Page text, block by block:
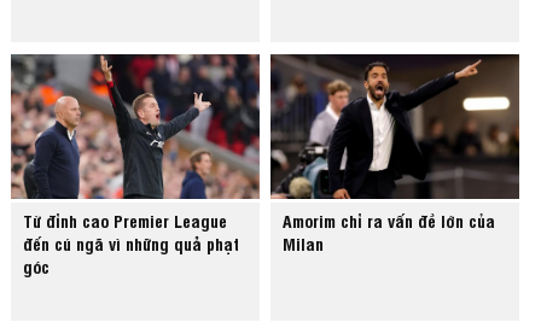
Từ đỉnh cao Premier League
đến cú ngã vì những quả phạt
góc
Amorim chỉ ra vấn đề lớn của
Milan